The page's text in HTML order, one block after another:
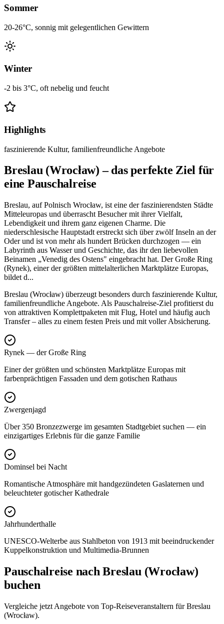
Sommer
20-26°C, sonnig mit gelegentlichen Gewittern
Winter
-2 bis 3°C, oft nebelig und feucht
Highlights
faszinierende Kultur, familienfreundliche Angebote
Breslau (Wrocław) – das perfekte Ziel für
eine Pauschalreise
Breslau, auf Polnisch Wrocław, ist eine der faszinierendsten Städte
Mitteleuropas und überrascht Besucher mit ihrer Vielfalt,
Lebendigkeit und ihrem ganz eigenen Charme. Die
niederschlesische Hauptstadt erstreckt sich über zwölf Inseln an der
Oder und ist von mehr als hundert Brücken durchzogen — ein
Labyrinth aus Wasser und Geschichte, das ihr den liebevollen
Beinamen „Venedig des Ostens" eingebracht hat. Der Große Ring
(Rynek), einer der größten mittelalterlichen Marktplätze Europas,
bildet d...
Breslau (Wrocław) überzeugt besonders durch faszinierende Kultur,
familienfreundliche Angebote. Als Pauschalreise-Ziel profitierst du
von attraktiven Komplettpaketen mit Flug, Hotel und häufig auch
Transfer – alles zu einem festen Preis und mit voller Absicherung.
Rynek — der Große Ring
Einer der größten und schönsten Marktplätze Europas mit
farbenprächtigen Fassaden und dem gotischen Rathaus
Zwergenjagd
Über 350 Bronzezwerge im gesamten Stadtgebiet suchen — ein
einzigartiges Erlebnis für die ganze Familie
Dominsel bei Nacht
Romantische Atmosphäre mit handgezündeten Gaslaternen und
beleuchteter gotischer Kathedrale
Jahrhunderthalle
UNESCO-Welterbe aus Stahlbeton von 1913 mit beeindruckender
Kuppelkonstruktion und Multimedia-Brunnen
Pauschalreise nach Breslau (Wrocław)
buchen
Vergleiche jetzt Angebote von Top-Reiseveranstaltern für Breslau
(Wrocław).